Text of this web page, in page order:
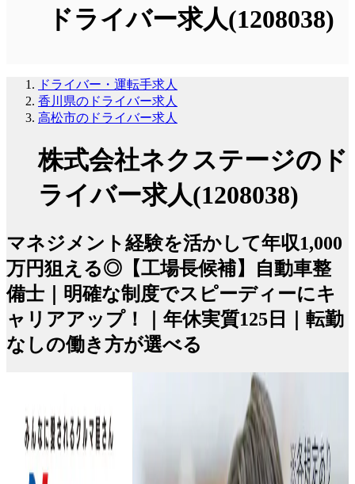
ドライバー求人(1208038)
ドライバー・運転手求人
香川県のドライバー求人
高松市のドライバー求人
株式会社ネクステージのド
ライバー求人(1208038)
マネジメント経験を活かして年収1,000
万円狙える◎【工場長候補】自動車整
備士｜明確な制度でスピーディーにキ
ャリアアップ！｜年休実質125日｜転勤
なしの働き方が選べる